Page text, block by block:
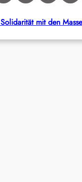
Solidarität mit den